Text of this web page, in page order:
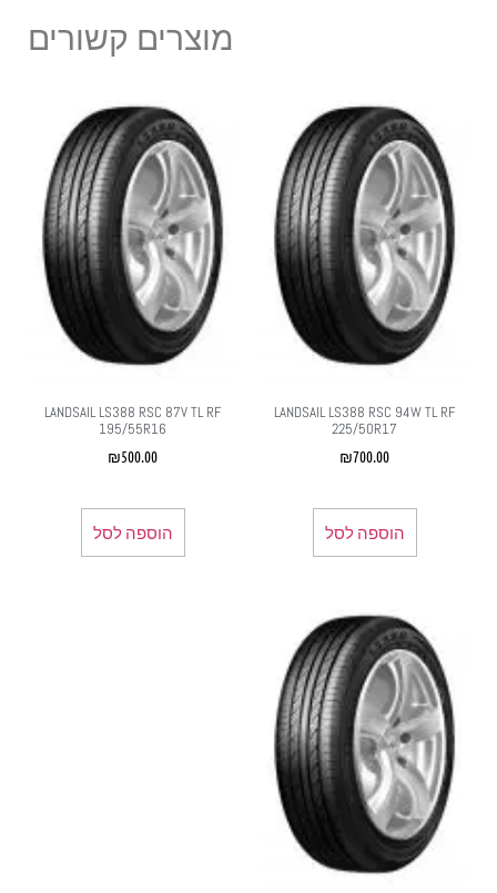
מוצרים קשורים
LANDSAIL LS388 RSC 94W TL RF
225/50R17
₪700.00
הוספה לסל
LANDSAIL LS388 RSC 87V TL RF
195/55R16
₪500.00
הוספה לסל